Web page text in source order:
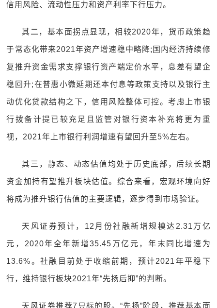
信用风险、流动性压力和资产利率下行压力。
其二，基本面拐点显现，相较2020年，货币政策趋
于常态化带来2021年资产增速稳中略降;国内经济持续修
复推升资金需求支撑银行资产端定价水平，息差有望企
稳回升;在普惠小微延期还本付息等政策支持以及银行主
动优化贷款结构之下，信用风险整体可控。考虑上市银
行拨备计提已较充足且监管对银行资本补充将更为重
视，2021年上市银行利润增速有望回升至5%左右。
其三，静态、动态估值均处于历史底部，后续长期
资金加持有望推升板块估值。综合来看，宏观环境向好
将成为推升银行估值的主要逻辑，逐步得到市场验证。
天风证券预计，12月份社融新增规模达2.31万亿
元，2020年全年新增35.45万亿元，年末同比增速为
13.6%。社融目前处于收缩前期，预计2021年平稳下
行，维持银行板块2021年“先扬后抑”的判断。
天风证券推荐7只标的股。“先扬”阶段，推荐基本面